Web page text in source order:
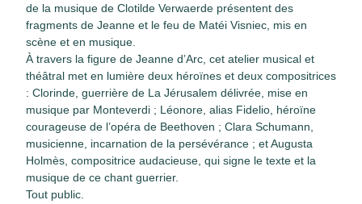
de la musique de Clotilde Verwaerde présentent des
fragments de Jeanne et le feu de Matéi Visniec, mis en
scène et en musique.
À travers la figure de Jeanne d’Arc, cet atelier musical et
théâtral met en lumière deux héroïnes et deux compositrices
: Clorinde, guerrière de La Jérusalem délivrée, mise en
musique par Monteverdi ; Léonore, alias Fidelio, héroïne
courageuse de l’opéra de Beethoven ; Clara Schumann,
musicienne, incarnation de la persévérance ; et Augusta
Holmès, compositrice audacieuse, qui signe le texte et la
musique de ce chant guerrier.
Tout public.